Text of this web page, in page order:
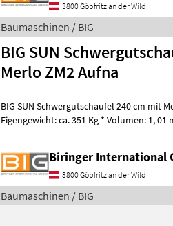
3800 Göpfritz an der Wild
Baumaschinen / BIG
BIG SUN
Merlo ZM2 Aufna
BIG SUN Schwergutschaufel 240 cm mit
Eigengewicht: ca. 351 Kg * Volumen: 1,
Biringer International
3800 Göpfritz an der Wild
Baumaschinen / BIG